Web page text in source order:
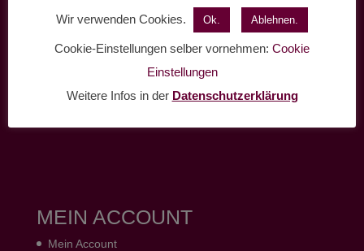
Mo - Do 7:30 - 17 Uhr
Mail: info@baltic-weinkontor.de
MEIN ACCOUNT
Mein Account
Wir verwenden Cookies. Ok. Ablehnen.
Cookie-Einstellungen selber vornehmen: Cookie
Einstellungen
Weitere Infos in der Datenschutzerklärung